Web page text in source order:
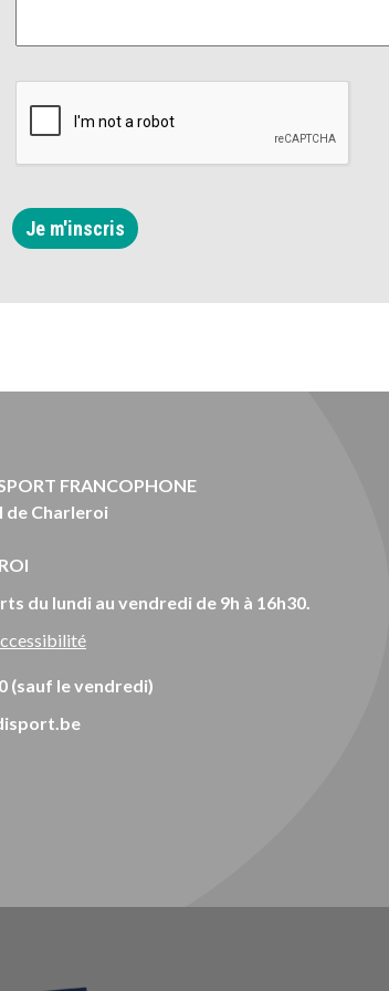
Je m'inscris
FRANCOPHONE
de Charleroi
du lundi au vendredi de 9h à 16h30.
(sauf le vendredi)